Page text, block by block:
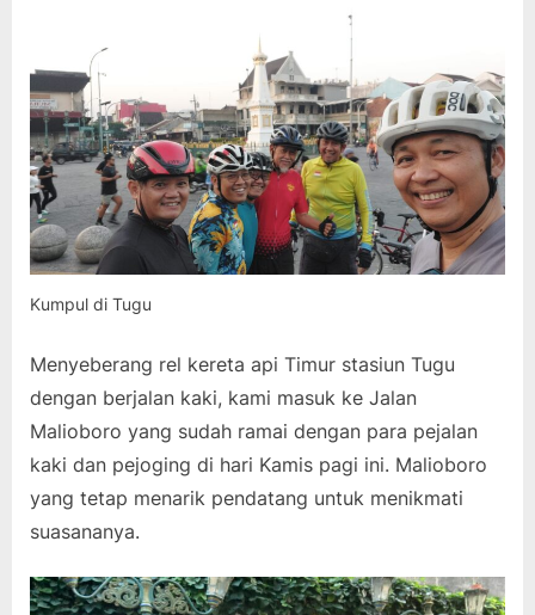
Kumpul di Tugu
Menyeberang rel kereta api Timur stasiun Tugu
dengan berjalan kaki, kami masuk ke Jalan
Malioboro yang sudah ramai dengan para pejalan
kaki dan pejoging di hari Kamis pagi ini. Malioboro
yang tetap menarik pendatang untuk menikmati
suasananya.